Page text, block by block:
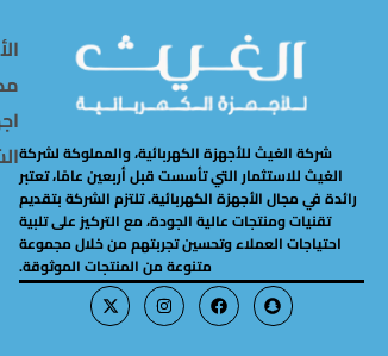
شركة الغيث للأجهزة الكهربائية، والمملوكة لشركة
الغيث للاستثمار التي تأسست قبل أربعين عامًا، تعتبر
رائدة في مجال الأجهزة الكهربائية. تلتزم الشركة بتقديم
تقنيات ومنتجات عالية الجودة، مع التركيز على تلبية
احتياجات العملاء وتحسين تجربتهم من خلال مجموعة
متنوعة من المنتجات الموثوقة.